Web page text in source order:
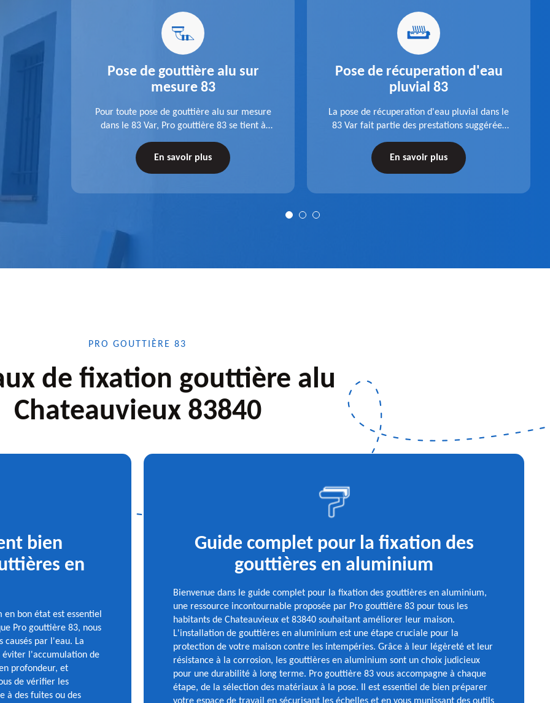
de
nous
Pose de gouttière alu sur
mesure 83
Pour toute pose de gouttière alu sur mesure
dans le 83 Var, Pro gouttière 83 se tient à
de l'accessoire à installer, faites-nous
En savoir plus
Pose de récuperation d'eau
pluvial 83
La pose de récuperation d'eau pluvial dans le
83 Var fait partie des prestations suggérées
récupérateur d'eau entièrement fonctionnel
En savoir plus
PRO GOUTTIÈRE 83
de fixation gouttière alu
Chateauvieux 83840
bien
en
bon état est essentiel
Pro gouttière 83, nous
causés par l'eau. La
l'accumulation de
profondeur, et
de vérifier les
à des fuites ou des
Guide complet pour la fixation des
gouttières en aluminium
Bienvenue dans le guide complet pour la fixation des gouttières en aluminium,
une ressource incontournable proposée par Pro gouttière 83 pour tous les
habitants de Chateauvieux et 83840 souhaitant améliorer leur maison.
L'installation de gouttières en aluminium est une étape cruciale pour la
protection de votre maison contre les intempéries. Grâce à leur légèreté et leur
résistance à la corrosion, les gouttières en aluminium sont un choix judicieux
pour une durabilité à long terme. Pro gouttière 83 vous accompagne à chaque
étape, de la sélection des matériaux à la pose. Il est essentiel de bien préparer